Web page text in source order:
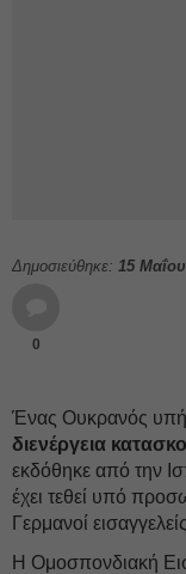
Δημοσιεύθηκε: 15
0
Ένας Ουκρανός
διενέργεια
εκδόθηκε από την
έχει τεθεί υπό
Γερμανοί
Η Ομοσπονδιακή